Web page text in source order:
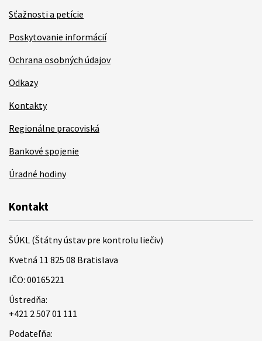
Sťažnosti a petície
Poskytovanie informácií
Ochrana osobných údajov
Odkazy
Kontakty
Regionálne pracoviská
Bankové spojenie
Úradné hodiny
Kontakt
ŠÚKL (Štátny ústav pre kontrolu liečiv)
Kvetná 11 825 08 Bratislava
IČO: 00165221
Ústredňa:
+421 2 507 01 111
Podateľňa: